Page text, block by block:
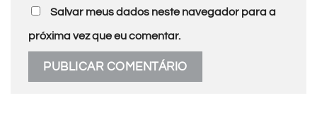
Salvar meus dados neste navegador para a
próxima vez que eu comentar.